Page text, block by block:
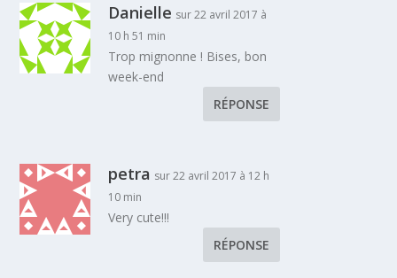
Danielle sur 22 avril 2017 à
10 h 51 min
Trop mignonne ! Bises, bon
week-end
RÉPONSE
petra sur 22 avril 2017 à 12 h
10 min
Very cute!!!
RÉPONSE